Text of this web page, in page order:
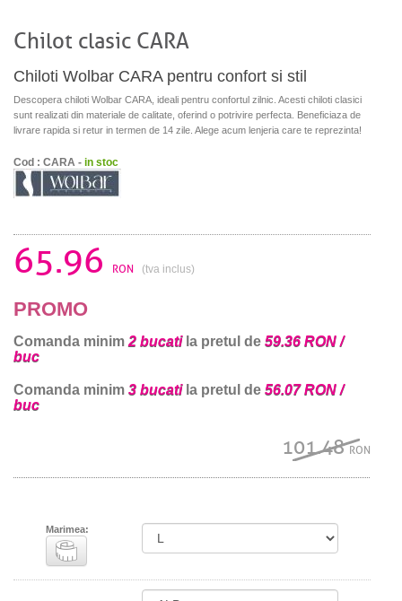
Chilot clasic CARA
Chiloti Wolbar CARA pentru confort si stil
Descopera chiloti Wolbar CARA, ideali pentru confortul zilnic. Acesti chiloti clasici
sunt realizati din materiale de calitate, oferind o potrivire perfecta. Beneficiaza de
livrare rapida si retur in termen de 14 zile. Alege acum lenjeria care te reprezinta!
Cod : CARA - in stoc
65.96 RON (tva inclus)
PROMO
Comanda minim 2 bucatila pretul de 59.36 RON /
buc
Comanda minim 3 bucatila pretul de 56.07 RON /
buc
101.48RON
Marimea: